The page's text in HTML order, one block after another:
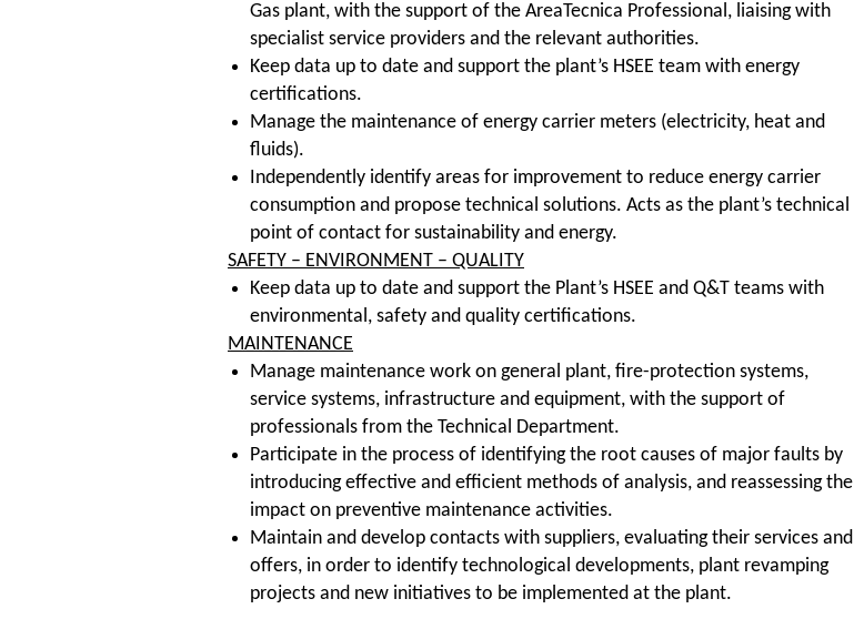
Gas plant, with the support of the AreaTecnica Professional, liaising with
specialist service providers and the relevant authorities.
Keep data up to date and support the plant’s HSEE team with energy
certifications.
Manage the maintenance of energy carrier meters (electricity, heat and
fluids).
Independently identify areas for improvement to reduce energy carrier
consumption and propose technical solutions. Acts as the plant’s technical
point of contact for sustainability and energy.
SAFETY – ENVIRONMENT – QUALITY
Keep data up to date and support the Plant’s HSEE and Q&T teams with
environmental, safety and quality certifications.
MAINTENANCE
Manage maintenance work on general plant, fire-protection systems,
service systems, infrastructure and equipment, with the support of
professionals from the Technical Department.
Participate in the process of identifying the root causes of major faults by
introducing effective and efficient methods of analysis, and reassessing the
impact on preventive maintenance activities.
Maintain and develop contacts with suppliers, evaluating their services and
offers, in order to identify technological developments, plant revamping
projects and new initiatives to be implemented at the plant.